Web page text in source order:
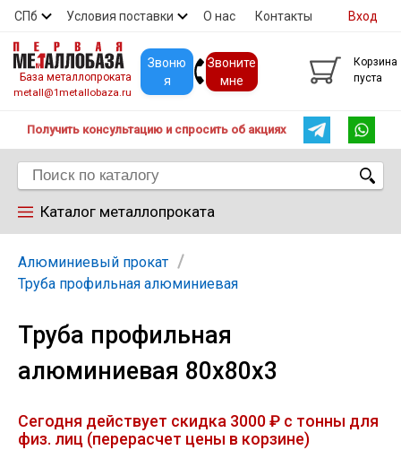
СПб Условия поставки О нас Контакты
Скидки Прайс Покупателям
Вход
База металлопроката
metall@1metallobaza.ru
Звоню
я
Звоните
мне
Корзина
пуста
Получить консультацию и спросить об акциях
Каталог металлопроката
Арматура
Труба
Лист
Алюминиевый прокат
Труба профильная алюминиевая
Труба профильная
алюминиевая 80х80х3
Сегодня действует скидка 3000 ₽ с тонны для
физ. лиц (перерасчет цены в корзине)